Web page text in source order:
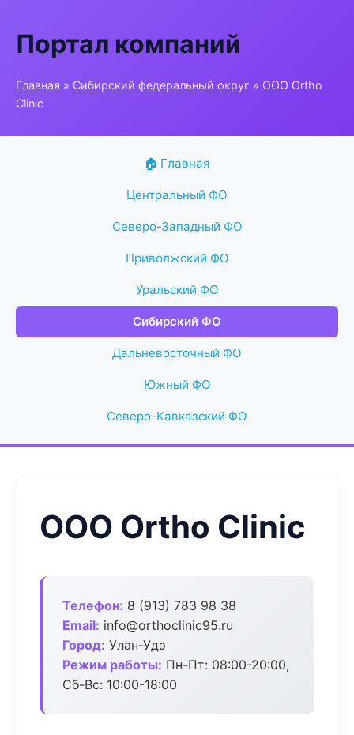
Портал компаний
Главная » Сибирский федеральный округ » ООО Ortho
Clinic
🏠 Главная
Центральный ФО
Северо-Западный ФО
Приволжский ФО
Уральский ФО
Сибирский ФО
Дальневосточный ФО
Южный ФО
Северо-Кавказский ФО
ООО Ortho Clinic
Телефон: 8 (913) 783 98 38
Email: info@orthoclinic95.ru
Город: Улан-Удэ
Режим работы: Пн-Пт: 08:00-20:00,
Сб-Вс: 10:00-18:00